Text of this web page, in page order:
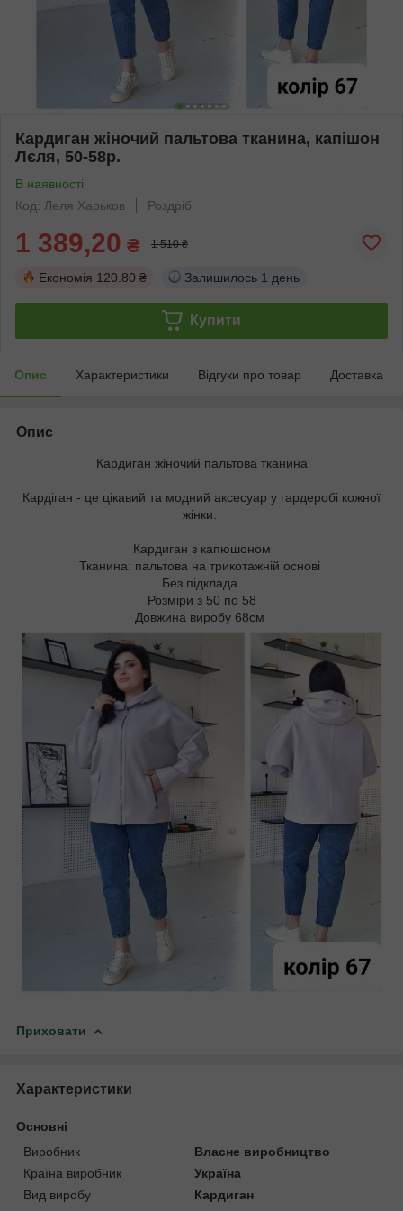
Кардиган жіночий пальтова тканина, капішон
Лєля, 50-58р.
В наявності
Код: Леля Харьков
Роздріб
1 389,20 ₴ 1 510 ₴
Економія 120.80 ₴ Залишилось 1 день
Купити
Опис Характеристики Відгуки про товар Доставка
Опис
Кардиган жіночий пальтова тканина
Кардіган - це цікавий та модний аксесуар у гардеробі кожної
жінки.
Кардиган з капюшоном
Тканина: пальтова на трикотажній основі
Без підклада
Розміри з 50 по 58
Довжина виробу 68см
Приховати
Характеристики
Основні
Виробник
Власне виробництво
Країна виробник
Україна
Вид виробу
Кардиган